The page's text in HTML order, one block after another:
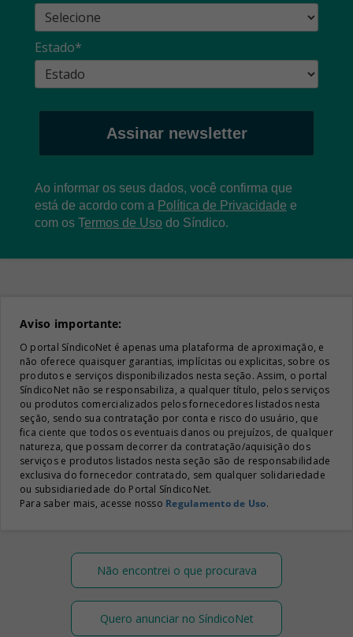
Estado*
Assinar newsletter
Ao informar os seus dados, você confirma que
está de acordo com a Política de Privacidade e
com os Termos de Uso do Síndico.
Aviso importante:
O portal SíndicoNet é apenas uma plataforma de aproximação, e
não oferece quaisquer garantias, implícitas ou explicitas, sobre os
produtos e serviços disponibilizados nesta seção. Assim, o portal
SíndicoNet não se responsabiliza, a qualquer título, pelos serviços
ou produtos comercializados pelos fornecedores listados nesta
seção, sendo sua contratação por conta e risco do usuário, que
fica ciente que todos os eventuais danos ou prejuízos, de qualquer
natureza, que possam decorrer da contratação/aquisição dos
serviços e produtos listados nesta seção são de responsabilidade
exclusiva do fornecedor contratado, sem qualquer solidariedade
ou subsidiariedade do Portal SíndicoNet.
Para saber mais, acesse nosso Regulamento de Uso.
Não encontrei o que procurava
Quero anunciar no SíndicoNet